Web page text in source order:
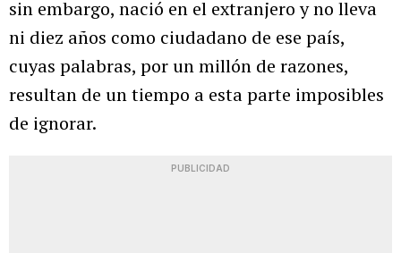
sin embargo, nació en el extranjero y no lleva
ni diez años como ciudadano de ese país,
cuyas palabras, por un millón de razones,
resultan de un tiempo a esta parte imposibles
de ignorar.
PUBLICIDAD